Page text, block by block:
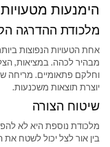
הימנעות
מלכודת ההדרגה
אחת הטעויות הנפוצות
מבהיר לכהה. במציאות,
וחלקם פתאומיים. מריחה
יוצרת תוצאות משכנעות.
שיטוח הצורה
מלכודת נוספת היא לא
בין אור לצל יכול לשטח